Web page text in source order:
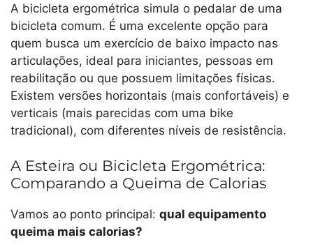
A bicicleta ergométrica simula o pedalar de uma
bicicleta comum. É uma excelente opção para
quem busca um exercício de baixo impacto nas
articulações, ideal para iniciantes, pessoas em
reabilitação ou que possuem limitações físicas.
Existem versões horizontais (mais confortáveis) e
verticais (mais parecidas com uma bike
tradicional), com diferentes níveis de resistência.
A Esteira ou Bicicleta Ergométrica:
Comparando a Queima de Calorias
Vamos ao ponto principal: qual equipamento
queima mais calorias?